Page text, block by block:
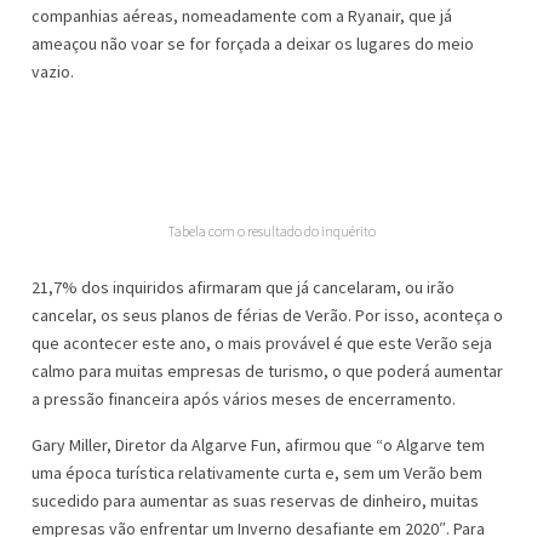
companhias aéreas, nomeadamente com a Ryanair, que já
ameaçou não voar se for forçada a deixar os lugares do meio
vazio.
Tabela com o resultado do inquérito
21,7% dos inquiridos afirmaram que já cancelaram, ou irão
cancelar, os seus planos de férias de Verão. Por isso, aconteça o
que acontecer este ano, o mais provável é que este Verão seja
calmo para muitas empresas de turismo, o que poderá aumentar
a pressão financeira após vários meses de encerramento.
Gary Miller, Diretor da Algarve Fun, afirmou que “o Algarve tem
uma época turística relativamente curta e, sem um Verão bem
sucedido para aumentar as suas reservas de dinheiro, muitas
empresas vão enfrentar um Inverno desafiante em 2020″. Para